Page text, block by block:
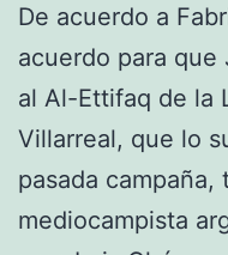
De acuerdo a
acuerdo para que
al Al-Ettifaq de la
Villarreal, que lo
pasada
mediocampista